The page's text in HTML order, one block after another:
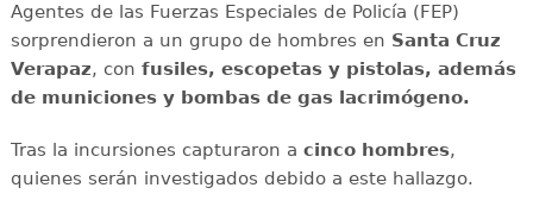
Agentes de las Fuerzas Especiales de Policía (FEP)
sorprendieron a un grupo de hombres en Santa Cruz
Verapaz, con fusiles, escopetas y pistolas, además
de municiones y bombas de gas lacrimógeno.
Tras la incursiones capturaron a cinco hombres,
quienes serán investigados debido a este hallazgo.